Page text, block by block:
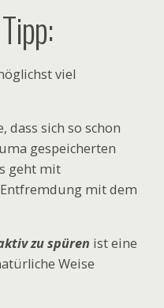
viel
dass sich so schon
gespeicherten
geht mit
mit dem
zu spüren ist eine
Weise